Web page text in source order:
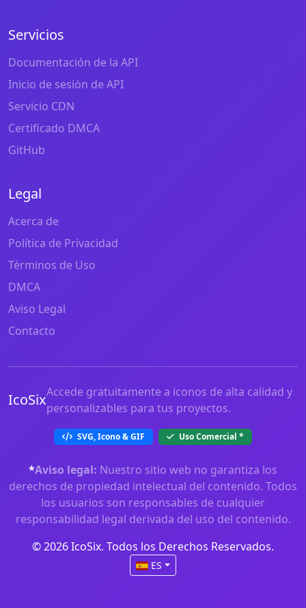
Servicios
Documentación de la API
Inicio de sesión de API
Servicio CDN
Certificado DMCA
GitHub
Legal
Acerca de
Política de Privacidad
Términos de Uso
DMCA
Aviso Legal
Contacto
IcoSixAccede gratuitamente a iconos de alta calidad y
personalizables para tus proyectos.
SVG, Icono & GIF Uso Comercial *
*Aviso legal: Nuestro sitio web no garantiza los
derechos de propiedad intelectual del contenido. Todos
los usuarios son responsables de cualquier
responsabilidad legal derivada del uso del contenido.
© 2026 IcoSix. Todos los Derechos Reservados.
ES